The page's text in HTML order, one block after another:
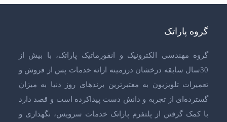
گروه پاراتک
گروه مهندسی الکترونیک و انفورماتیک پاراتک، با بیش از
30سال سابقه درخشان درزمینه ارائه خدمات پس از فروش و
تعمیرات تلویزیون به معتبرترین برندهای روز دنیا به میزان
گسترده‌ای از تجربه و دانش دست پیداکرده است و قصد دارد
با کمک گرفتن از پلتفرم پاراتک خدمات سرویس، نگهداری و